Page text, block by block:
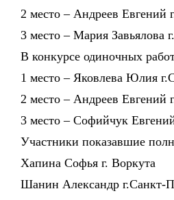
2 место – Андреев Евгений
3 место – Мария Завьялова
В конкурсе одиночных
1 место – Яковлева Юлия
2 место – Андреев Евгений
3 место – Софийчук
Участники показавшие
Хапина Софья г. Воркута
Шанин Александр г.Санкт-